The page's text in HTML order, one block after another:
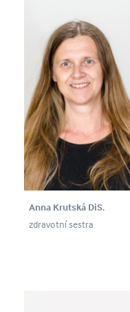
Anna Krutská DiS.
zdravotní sestra